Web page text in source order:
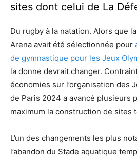
sites dont celui de La
Du rugby à la natation. Alors que
Arena avait été sélectionnée pour
de gymnastique pour les Jeux
la donne devrait changer.
économies sur l’organisation des
de Paris 2024 a avancé plusieurs
maximum la construction de sites
L’un des changements les plus
l’abandon du Stade aquatique